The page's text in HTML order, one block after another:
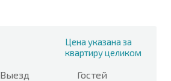
Цена указана за
квартиру целиком
Выезд Гостей